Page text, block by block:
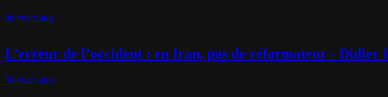
56 years ago
L’erreur de l’occident : en Iran, pas de réformateur -
56 years ago